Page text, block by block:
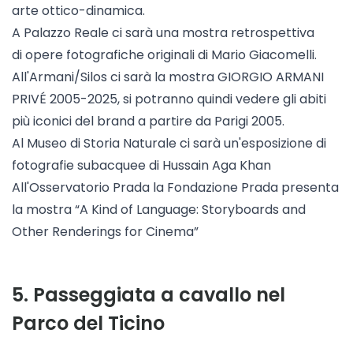
arte ottico-dinamica.
A Palazzo Reale ci sarà una mostra retrospettiva
di opere fotografiche originali di Mario Giacomelli.
All'Armani/Silos ci sarà la mostra GIORGIO ARMANI
PRIVÉ 2005-2025, si potranno quindi vedere gli abiti
più iconici del brand a partire da Parigi 2005.
Al Museo di Storia Naturale ci sarà un'esposizione di
fotografie subacquee di Hussain Aga Khan
All'Osservatorio Prada la Fondazione Prada presenta
la mostra “A Kind of Language: Storyboards and
Other Renderings for Cinema”
5. Passeggiata a cavallo nel
Parco del Ticino